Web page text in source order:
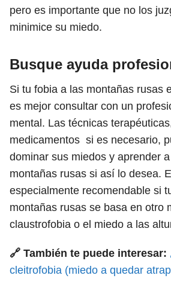
pero es importante que no los
minimice su miedo.
Busque ayuda
Si tu fobia a las montañas rusas
es mejor consultar con un
mental. Las técnicas
medicamentos si es necesario,
dominar sus miedos y aprender
montañas rusas si así lo desea.
especialmente recomendable si
montañas rusas se basa en otro
claustrofobia o el miedo a las
🔗 También te puede interesar:
cleitrofobia (miedo a quedar